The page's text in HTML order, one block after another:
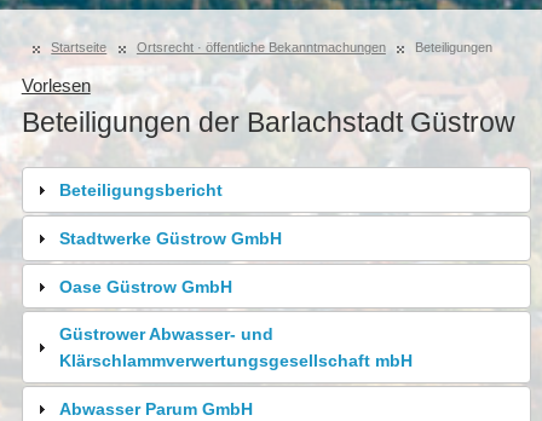
Startseite Ortsrecht · öffentliche Bekanntmachungen Beteiligungen
Vorlesen
Beteiligungen der Barlachstadt Güstrow
Beteiligungsbericht
Stadtwerke Güstrow GmbH
Oase Güstrow GmbH
Güstrower Abwasser- und
Klärschlammverwertungsgesellschaft mbH
Abwasser Parum GmbH